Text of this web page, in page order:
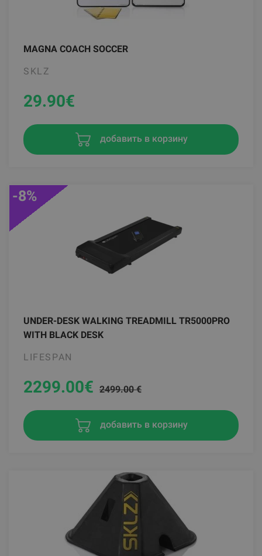
MAGNA COACH SOCCER
SKLZ
29.90€
добавить в корзину
UNDER-DESK WALKING TREADMILL TR5000PRO
WITH BLACK DESK
LIFESPAN
-8%
2299.00€ 2499.00 €
добавить в корзину